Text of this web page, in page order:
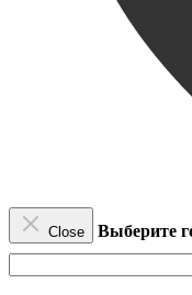
Close Выберите